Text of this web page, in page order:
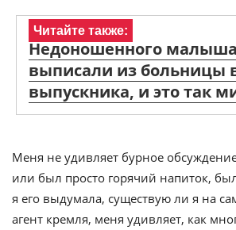
Читайте также:
Недоношенного малыша
выписали из больницы
выпускника, и это так
Меня не удивляет бурное
или был просто горячий напиток,
я его выдумала, существую ли я на
агент кремля, меня удивляет, как